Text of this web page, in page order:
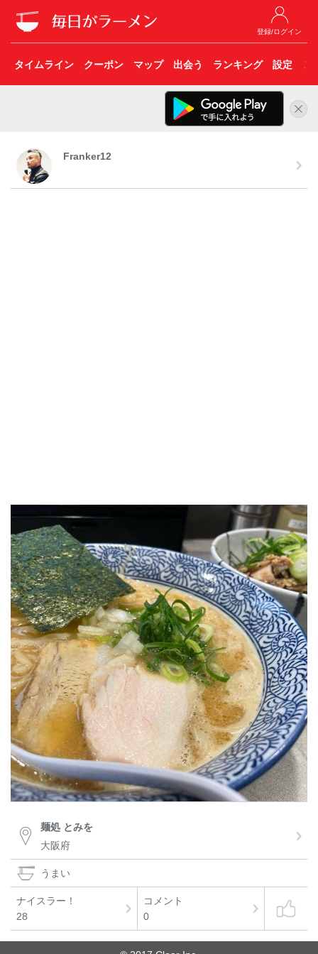
登録/ログイン
タイムライン クーポン マップ 出会う ランキング 設定 こ
Franker12
麺処 とみを
大阪府
うまい
ナイスラー！
28
コメント
0